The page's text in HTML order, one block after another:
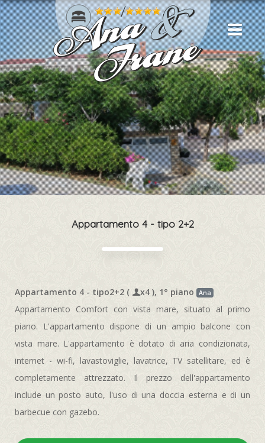
Appartamento 4 - tipo 2+2
Appartamento 4 - tipo2+2 ( x4 ), 1° piano Ana
Appartamento Comfort con vista mare, situato al primo
piano. L'appartamento dispone di un ampio balcone con
vista mare. L'appartamento è dotato di aria condizionata,
internet - wi-fi, lavastoviglie, lavatrice, TV satellitare, ed è
completamente attrezzato. Il prezzo dell'appartamento
include un posto auto, l'uso di una doccia esterna e di un
barbecue con gazebo.